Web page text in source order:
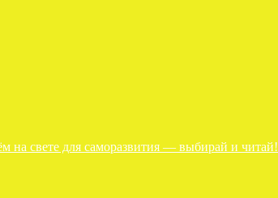
на свете для саморазвития — выбирай и читай!